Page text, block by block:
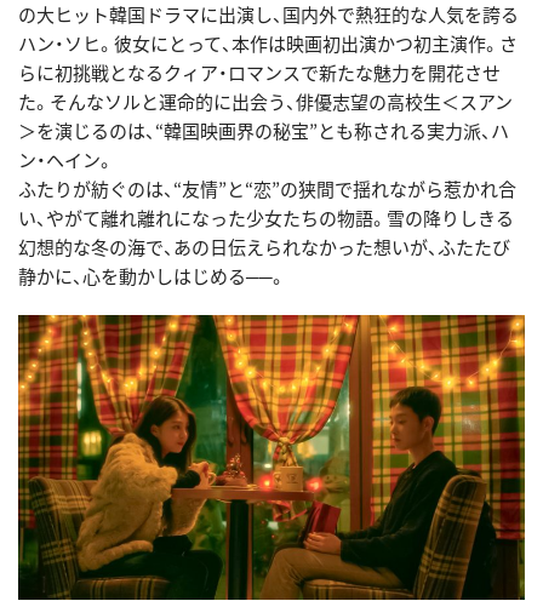
の大ヒット韓国ドラマに出演し、国内外で熱狂的な人気を誇る
ハン・ソヒ。彼女にとって、本作は映画初出演かつ初主演作。さ
らに初挑戦となるクィア・ロマンスで新たな魅力を開花させ
た。そんなソルと運命的に出会う、俳優志望の高校生＜スアン
＞を演じるのは、“韓国映画界の秘宝”とも称される実力派、ハ
ン・ヘイン。
ふたりが紡ぐのは、“友情”と“恋”の狭間で揺れながら惹かれ合
い、やがて離れ離れになった少女たちの物語。雪の降りしきる
幻想的な冬の海で、あの日伝えられなかった想いが、ふたたび
静かに、心を動かしはじめる──。